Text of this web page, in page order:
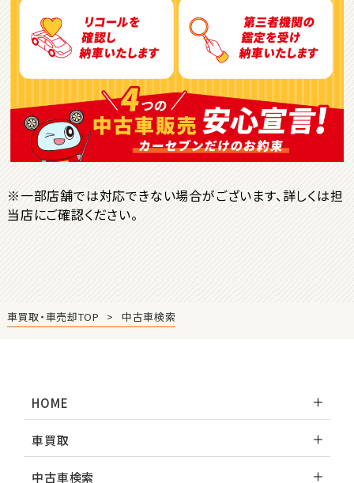
トヨタ
ヴォクシー
ＳＵＶ・クロカン
1 位
トヨタ
ヤリスクロス
※一部店舗では対応できない場合がございます、詳しくは担
当店にご確認ください。
車買取・車売却TOP 中古車検索
HOME
車買取
中古車検索